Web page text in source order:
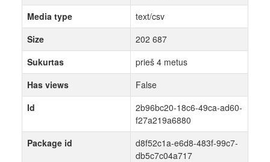
Media type
text/csv
Size
202 687
Sukurtas
prieš 4 metus
Has views
False
Id
2b96bc20-18c6-49ca-ad60-
f27a219a6880
Package id
d8f52c1a-e6d8-483f-99c7-
db5c7c04a717